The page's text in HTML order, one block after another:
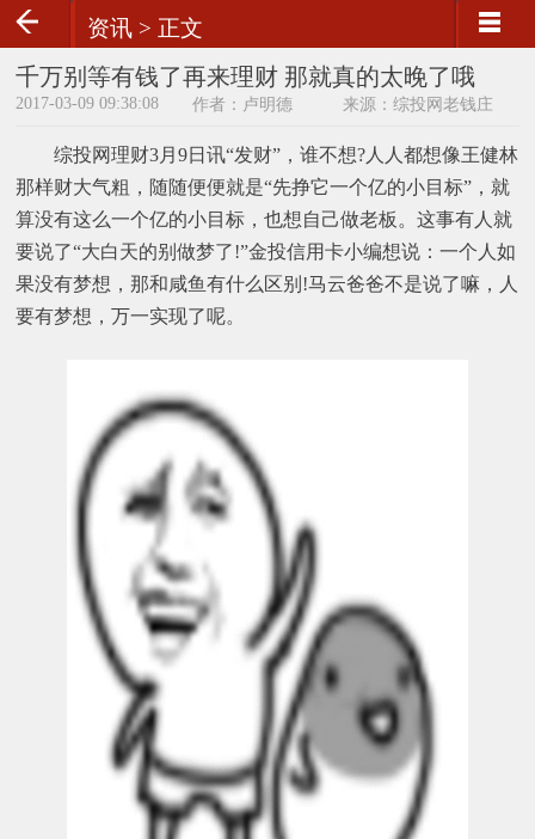
资讯 > 正文
千万别等有钱了再来理财 那就真的太晚了哦
2017-03-09 09:38:08 作者：卢明德 来源：综投网老钱庄
综投网理财3月9日讯“发财”，谁不想?人人都想像王健林
那样财大气粗，随随便便就是“先挣它一个亿的小目标”，就
算没有这么一个亿的小目标，也想自己做老板。这事有人就
要说了“大白天的别做梦了!”金投信用卡小编想说：一个人如
果没有梦想，那和咸鱼有什么区别!马云爸爸不是说了嘛，人
要有梦想，万一实现了呢。